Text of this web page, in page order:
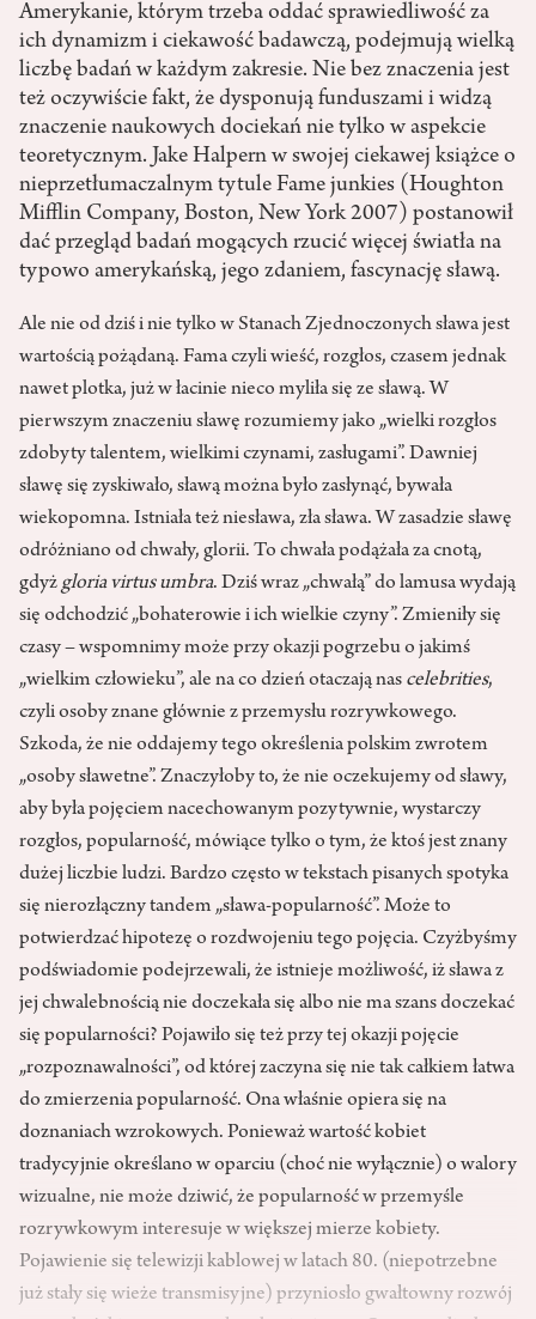
Amerykanie, ktόrym trzeba oddać sprawiedliwość za
ich dynamizm i ciekawość badawczą, podejmują wielką
liczbę badań w każdym zakresie. Nie bez znaczenia jest
też oczywiście fakt, że dysponują funduszami i widzą
znaczenie naukowych dociekań nie tylko w aspekcie
teoretycznym. Jake Halpern w swojej ciekawej książce o
nieprzetłumaczalnym tytule Fame junkies (Houghton
Mifflin Company, Boston, New York 2007) postanowił
dać przegląd badań mogących rzucić więcej światła na
typowo amerykańską, jego zdaniem, fascynację sławą.
Ale nie od dziś i nie tylko w Stanach Zjednoczonych sława jest
wartością pożądaną. Fama czyli wieść, rozgłos, czasem jednak
nawet plotka, już w łacinie nieco myliła się ze sławą. W
pierwszym znaczeniu sławę rozumiemy jako „wielki rozgłos
zdobyty talentem, wielkimi czynami, zasługami”. Dawniej
sławę się zyskiwało, sławą można było zasłynąć, bywała
wiekopomna. Istniała też niesława, zła sława. W zasadzie sławę
odrόżniano od chwały, glorii. To chwała podążała za cnotą,
gdyżgloria virtus umbra. Dziś wraz „chwałą” do lamusa wydają
się odchodzić „bohaterowie i ich wielkie czyny”. Zmieniły się
czasy – wspomnimy może przy okazji pogrzebu o jakimś
„wielkim człowieku”, ale na co dzień otaczają nas celebrities,
czyli osoby znane głόwnie z przemysłu rozrywkowego.
Szkoda, że nie oddajemy tego określenia polskim zwrotem
„osoby sławetne”. Znaczyłoby to, że nie oczekujemy od sławy,
aby była pojęciem nacechowanym pozytywnie, wystarczy
rozgłos, popularność, mόwiące tylko o tym, że ktoś jest znany
dużej liczbie ludzi. Bardzo często w tekstach pisanych spotyka
się nierozłączny tandem „sława-popularność”. Może to
potwierdzać hipotezę o rozdwojeniu tego pojęcia. Czyżbyśmy
podświadomie podejrzewali, że istnieje możliwość, iż sława z
jej chwalebnością nie doczekała się albo nie ma szans doczekać
się popularności? Pojawiło się też przy tej okazji pojęcie
„rozpoznawalności”, od ktόrej zaczyna się nie tak całkiem łatwa
do zmierzenia popularność. Ona właśnie opiera się na
doznaniach wzrokowych. Ponieważ wartość kobiet
tradycyjnie określano w oparciu (choć nie wyłącznie) o walory
wizualne, nie może dziwić, że popularność w przemyśle
rozrywkowym interesuje w większej mierze kobiety.
Pojawienie się telewizji kablowej w latach 80. (niepotrzebne
już stały się wieże transmisyjne) przyniosło gwałtowny rozwόj